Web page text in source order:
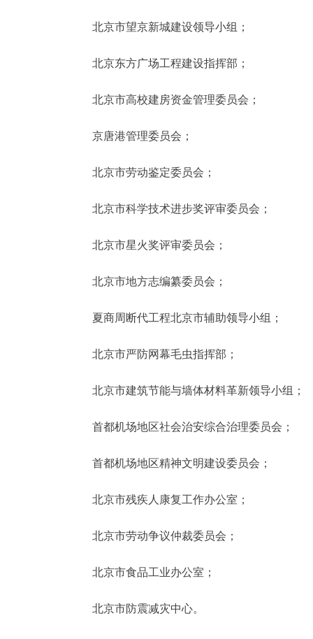
北京市望京新城建设领导小组；
北京东方广场工程建设指挥部；
北京市高校建房资金管理委员会；
京唐港管理委员会；
北京市劳动鉴定委员会；
北京市科学技术进步奖评审委员会；
北京市星火奖评审委员会；
北京市地方志编纂委员会；
夏商周断代工程北京市辅助领导小组；
北京市严防网幕毛虫指挥部；
北京市建筑节能与墙体材料革新领导小组；
首都机场地区社会治安综合治理委员会；
首都机场地区精神文明建设委员会；
北京市残疾人康复工作办公室；
北京市劳动争议仲裁委员会；
北京市食品工业办公室；
北京市防震减灾中心。